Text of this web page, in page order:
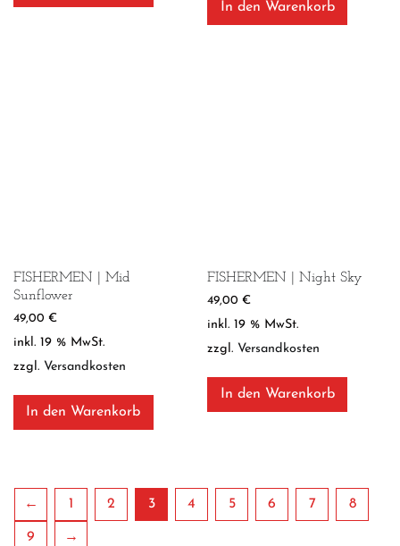
In den Warenkorb
FISHERMEN | Mid
Sunflower
49,00 €
inkl. 19 % MwSt.
zzgl. Versandkosten
In den Warenkorb
FISHERMEN | Night Sky
49,00€
inkl. 19 % MwSt.
zzgl. Versandkosten
In den Warenkorb
← 1 2 3 4 5 6 7 8
9 →